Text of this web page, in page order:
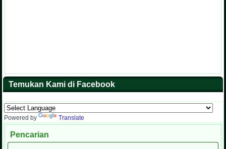
Temukan Kami di Facebook
Powered by Translate
Pencarian